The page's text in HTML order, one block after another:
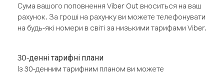
Сума вашого поповнення Viber Out вноситься на ваш
рахунок. За гроші на рахунку ви можете телефонувати
на будь-які номери в світі за низькими тарифами Viber.
30-денні тарифні плани
Із 30-денним тарифним планом ви можете